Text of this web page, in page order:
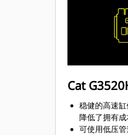
Cat
稳健的高速
降低了拥有
可使用低压